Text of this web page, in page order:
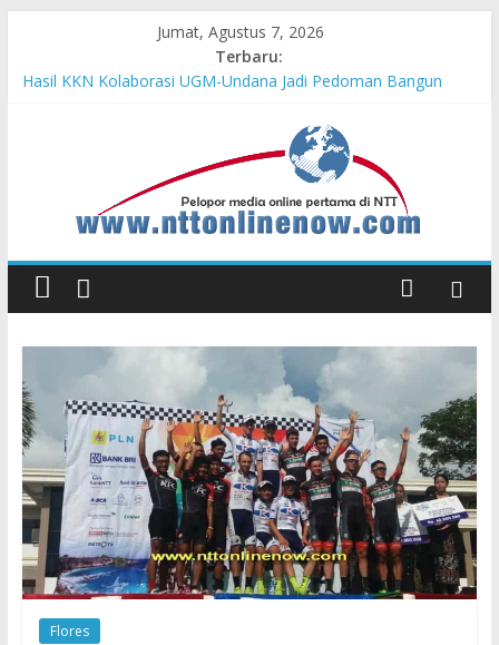
Jumat, Agustus 7, 2026
Terbaru:
Hasil KKN Kolaborasi UGM-Undana Jadi Pedoman Bangun
Astra Honda Siap Lanjutkan Performa Positif di ARRC
Pengadaan Kapal PPA Perkuat Kemampuan Pertahanan Udara
TNI AL Hadapi Ancaman Maritim Modern
Cahaya Kemerdekaan di Nonotbatan: Listrik Masuk Desa, PLN
Honda AT Family Day Semarakkan 11 Kota di Jawa Timur
Flores